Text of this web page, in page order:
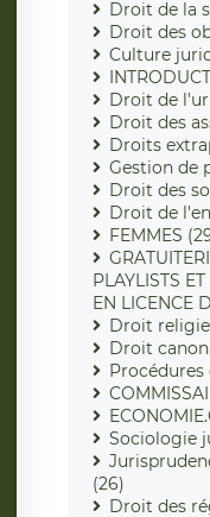
Droit de la
Droit des
Culture
Droit de
Droit des
Droits
Gestion de
Droit des
Droit de
FEMMES
PLAYLISTS
EN LICENCE
Droit
Droit
Procédures
Sociologie
(26)
Droit des